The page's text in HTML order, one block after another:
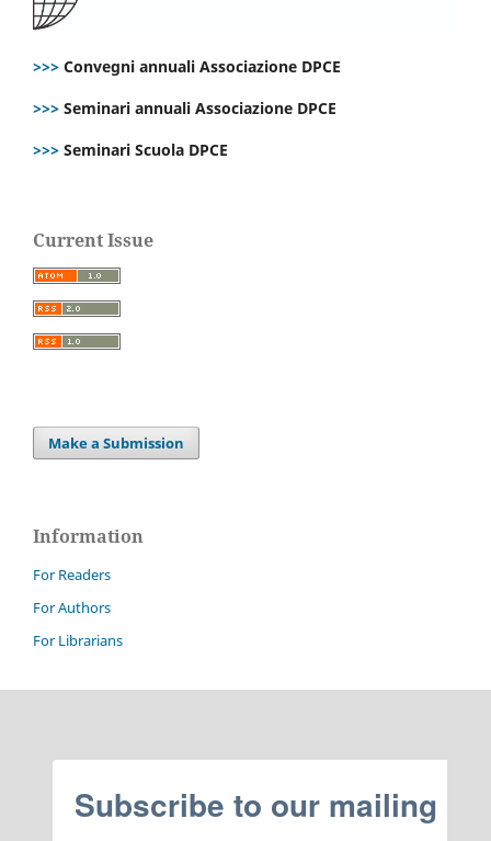
>>> Convegni annuali Associazione DPCE
>>> Seminari annuali Associazione DPCE
>>> Seminari Scuola DPCE
Current Issue
Make a Submission
Information
For Readers
For Authors
For Librarians